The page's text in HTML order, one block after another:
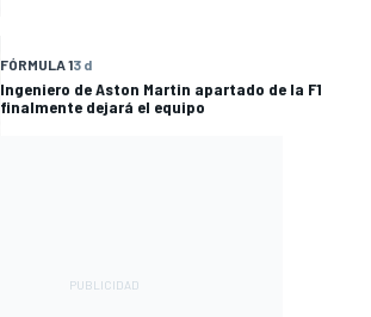
FÓRMULA 13 d
Ingeniero de Aston Martin apartado de la F1
finalmente dejará el equipo